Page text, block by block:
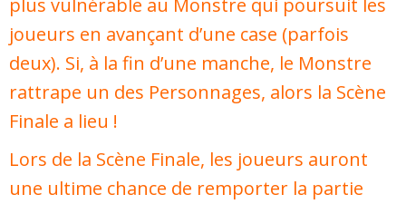
plus vulnérable au Monstre qui poursuit les
joueurs en avançant d’une case (parfois
deux). Si, à la fin d’une manche, le Monstre
rattrape un des Personnages, alors la Scène
Finale a lieu !
Lors de la Scène Finale, les joueurs auront
une ultime chance de remporter la partie